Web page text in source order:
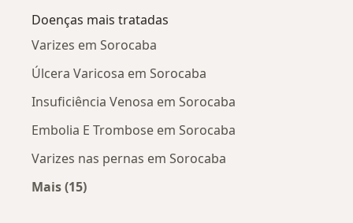
Doenças mais tratadas
Varizes em Sorocaba
Úlcera Varicosa em Sorocaba
Insuficiência Venosa em Sorocaba
Embolia E Trombose em Sorocaba
Varizes nas pernas em Sorocaba
Mais (15)